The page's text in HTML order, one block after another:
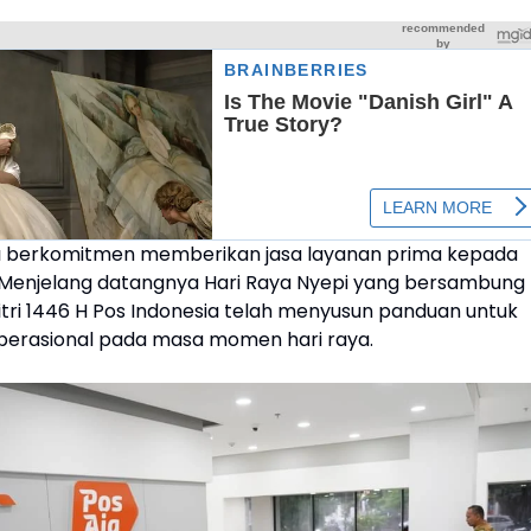
berkomitmen memberikan jasa layanan prima kepada
datangnya Hari Raya Nyepi yang bersambung
1446 H Pos Indonesia telah menyusun panduan untuk
pada masa momen hari raya.